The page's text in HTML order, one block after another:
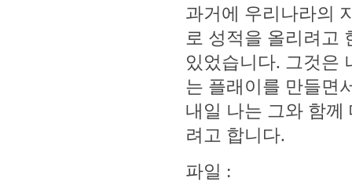
과거에 우리나라의
로 성적을 올리려고
있었습니다. 그것은
는 플래이를 만들면
내일 나는 그와 함께
려고 합니다.
파일 :